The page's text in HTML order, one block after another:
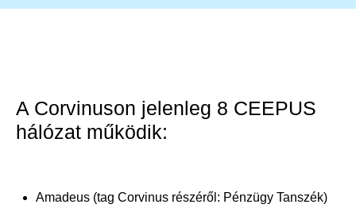
A Corvinuson jelenleg 8 CEEPUS
hálózat működik:
Amadeus (tag Corvinus részéről: Pénzügy Tanszék)